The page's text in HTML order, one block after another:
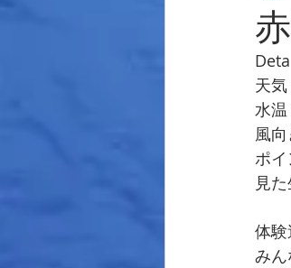
天
水
風
ポ
見
体
み